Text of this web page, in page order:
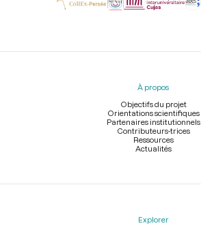
Menu
À propos
Objectifs du projet
Orientations scientifiques
Partenaires institutionnels
Contributeurs-trices
Ressources
Actualités
Explorer